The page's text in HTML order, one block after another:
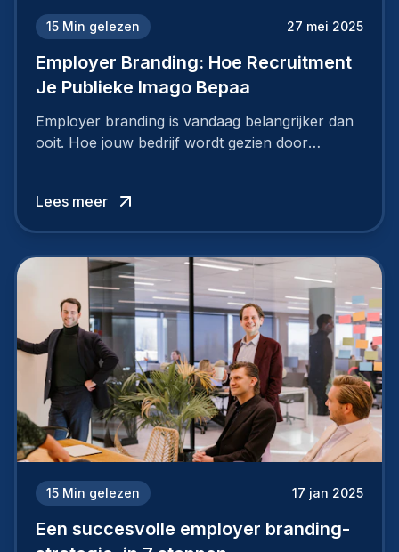
15 Min gelezen 27 mei 2025
Employer Branding: Hoe Recruitment
Je Publieke Imago Bepaa
Employer branding is vandaag belangrijker dan
ooit. Hoe jouw bedrijf wordt gezien door
Lees meer
15 Min gelezen 17 jan 2025
Een succesvolle employer branding-